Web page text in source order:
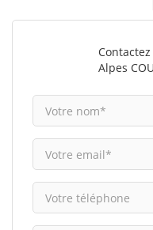
Alpes